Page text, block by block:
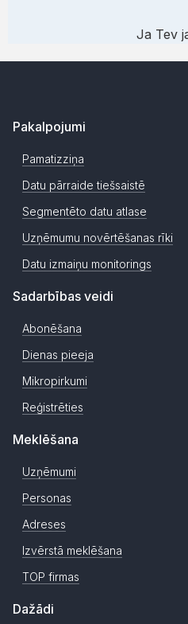
Ja Tev
Pakalpojumi
Pamatizziņa
Datu pārraide tiešsaistē
Segmentēto datu atlase
Uzņēmumu novērtēšanas rīki
Datu izmaiņu monitorings
Sadarbības veidi
Abonēšana
Dienas pieeja
Mikropirkumi
Reģistrēties
Meklēšana
Uzņēmumi
Personas
Adreses
Izvērstā meklēšana
TOP firmas
Dažādi